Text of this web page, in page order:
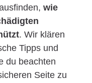
wie
. Wir klären
Tipps und
du beachten
Seite zu